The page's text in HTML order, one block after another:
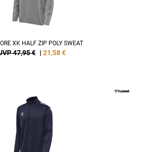
XK HALF ZIP POLY SWEAT
47,95 € | 21,58€